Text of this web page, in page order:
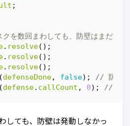
;
. resolve();
. resolve();
. resolve();
(defenseDone, false);
(defense. callCount , 0);
しても、防壁は発動しなかっ